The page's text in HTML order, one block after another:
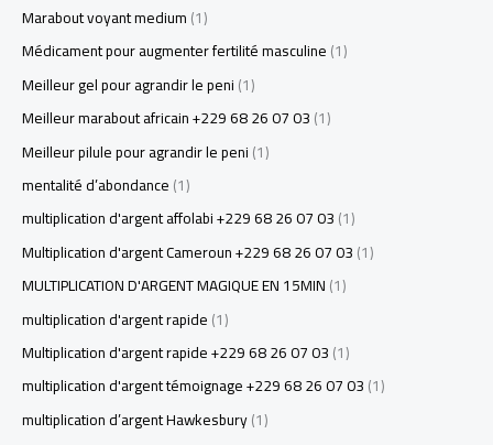
Marabout voyant medium(1)
Médicament pour augmenter fertilité masculine(1)
Meilleur gel pour agrandir le peni(1)
Meilleur marabout africain +229 68 26 07 03(1)
Meilleur pilule pour agrandir le peni(1)
mentalité d’abondance(1)
multiplication d'argent affolabi +229 68 26 07 03(1)
Multiplication d'argent Cameroun +229 68 26 07 03(1)
MULTIPLICATION D'ARGENT MAGIQUE EN 15MIN(1)
multiplication d'argent rapide(1)
Multiplication d'argent rapide +229 68 26 07 03(1)
multiplication d'argent témoignage +229 68 26 07 03(1)
multiplication d’argent Hawkesbury(1)